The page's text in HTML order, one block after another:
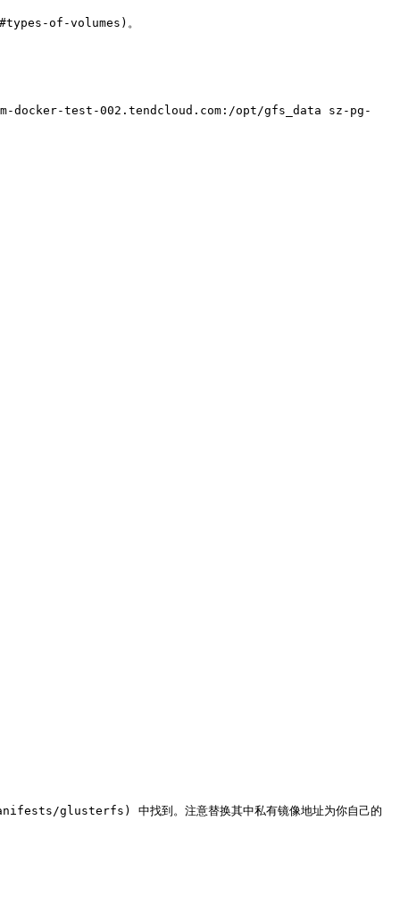
of-volumes)。
docker-test-002.tendcloud.com:/opt/gfs_data sz-pg-
glusterfs) 中找到。注意替换其中私有镜像地址为你自己的